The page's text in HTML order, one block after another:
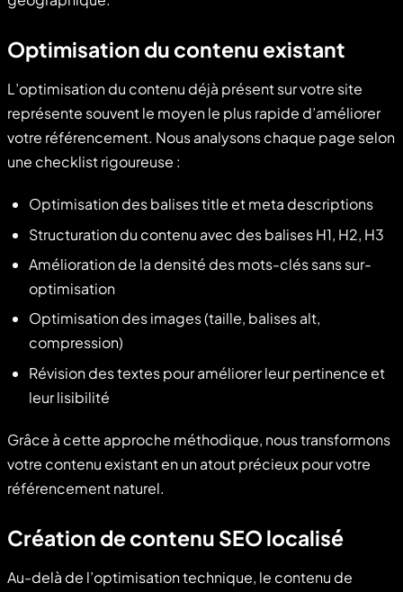
Optimisation du contenu existant
L’optimisation du contenu déjà présent sur votre site
représente souvent le moyen le plus rapide d’améliorer
votre référencement. Nous analysons chaque page selon
une checklist rigoureuse :
Optimisation des balises title et meta descriptions
Structuration du contenu avec des balises H1, H2, H3
Amélioration de la densité des mots-clés sans sur-
optimisation
Optimisation des images (taille, balises alt,
compression)
Révision des textes pour améliorer leur pertinence et
leur lisibilité
Grâce à cette approche méthodique, nous transformons
votre contenu existant en un atout précieux pour votre
référencement naturel.
Création de contenu SEO localisé
Au-delà de l’optimisation technique, le contenu de